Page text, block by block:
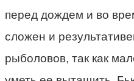
перед дождем и во
сложен и
рыболовов, так как